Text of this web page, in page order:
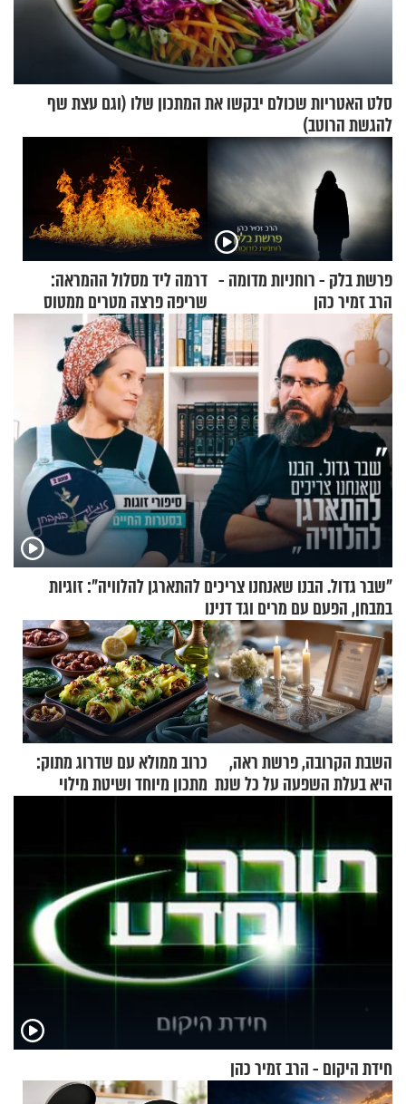
סלט האטריות שכולם יבקשו את המתכון שלו (וגם עצת שף
להגשת הרוטב)
פרשת בלק - רוחניות מדומה -
הרב זמיר כהן
דרמה ליד מסלול ההמראה:
שריפה פרצה מטרים ממטוס
מלא בנוסעים
"שבר גדול. הבנו שאנחנו צריכים להתארגן להלוויה": זוגיות
במבחן, הפעם עם מרים וגד דנינו
השבת הקרובה, פרשת ראה,
היא בעלת השפעה על כל שנת
כרוב ממולא עם שדרוג מתוק:
מתכון מיוחד ושיטת מילוי
חידת היקום - הרב זמיר כהן